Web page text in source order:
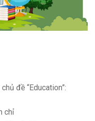
đề “Education”:
chỉ